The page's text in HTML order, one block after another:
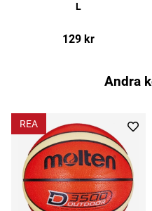
L
129 kr
Andra
REA